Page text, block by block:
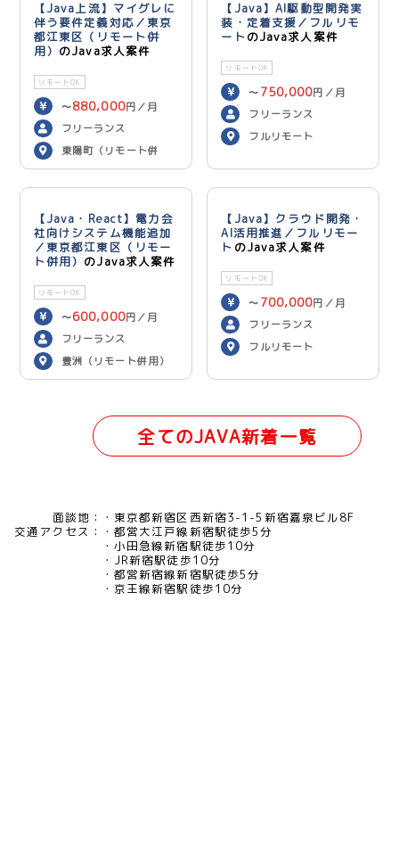
【Java上流】マイグレに
伴う要件定義対応／東京
都江東区（リモート併
用） のJava求人案件
リモートOK
〜880,000円／月
フリーランス
東陽町（リモート併
用）
【Java】AI駆動型開発実
装・定着支援／フルリモ
ートのJava求人案件
リモートOK
〜 750,000円／月
フリーランス
フルリモート
【Java・React】電力会
社向けシステム機能追加
／東京都江東区（リモー
ト併用） のJava求人案件
リモートOK
〜600,000円／月
フリーランス
豊洲（リモート併用）
【Java】クラウド開発・
AI活用推進／フルリモー
ト のJava求人案件
リモートOK
〜 700,000円／月
フリーランス
フルリモート
全てのJAVA新着一覧
面談地：
東京都新宿区西新宿3-1-5新宿嘉泉ビル8F
交通アクセス：
都営大江戸線新宿駅徒歩5分
小田急線新宿駅徒歩10分
JR新宿駅徒歩10分
都営新宿線新宿駅徒歩5分
京王線新宿駅徒歩10分